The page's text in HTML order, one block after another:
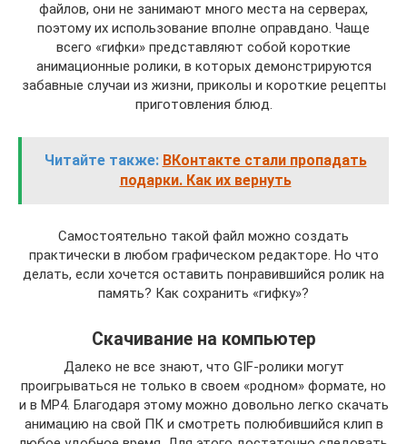
файлов, они не занимают много места на серверах,
поэтому их использование вполне оправдано. Чаще
всего «гифки» представляют собой короткие
анимационные ролики, в которых демонстрируются
забавные случаи из жизни, приколы и короткие рецепты
приготовления блюд.
Читайте также: ВКонтакте стали пропадать
подарки. Как их вернуть
Самостоятельно такой файл можно создать
практически в любом графическом редакторе. Но что
делать, если хочется оставить понравившийся ролик на
память? Как сохранить «гифку»?
Скачивание на компьютер
Далеко не все знают, что GIF-ролики могут
проигрываться не только в своем «родном» формате, но
и в MP4. Благодаря этому можно довольно легко скачать
анимацию на свой ПК и смотреть полюбившийся клип в